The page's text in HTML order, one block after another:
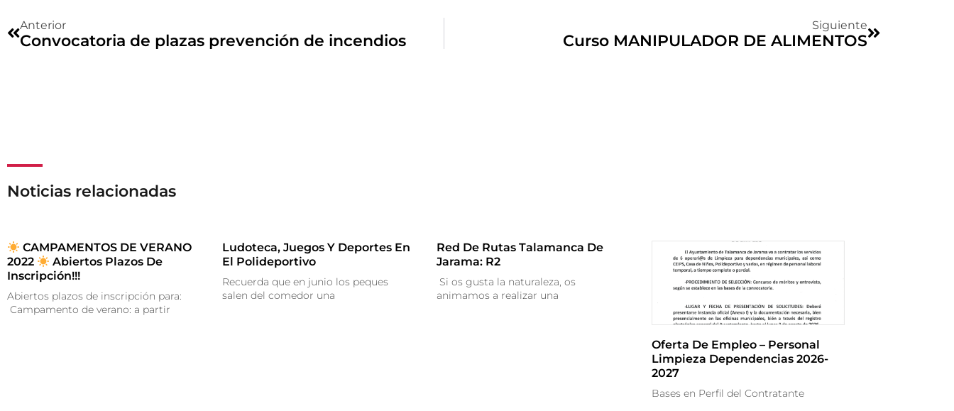
Anterior
Convocatoria de plazas prevención de incendios
Siguiente
Curso MANIPULADOR DE ALIMENTOS
Noticias relacionadas
CAMPAMENTOS DE VERANO
2022
Abiertos Plazos De
Inscripción!!!
Abiertos plazos de inscripción para:
Campamento de verano: a partir
Ludoteca, Juegos Y Deportes En
El Polideportivo
Recuerda que en junio los peques
salen del comedor una
Red De Rutas Talamanca De
Jarama: R2
Si os gusta la naturaleza, os
animamos a realizar una
Oferta De Empleo – Personal
Limpieza Dependencias 2026-
2027
Bases en Perfil del Contratante